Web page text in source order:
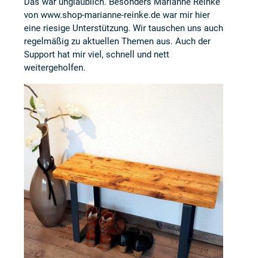
von www.shop-marianne-reinke.de war mir hier
eine riesige Unterstützung. Wir tauschen uns auch
regelmäßig zu aktuellen Themen aus. Auch der
Support hat mir viel, schnell und nett
weitergeholfen.